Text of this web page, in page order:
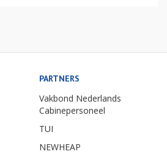
PARTNERS
Vakbond Nederlands
Cabinepersoneel
TUI
NEWHEAP